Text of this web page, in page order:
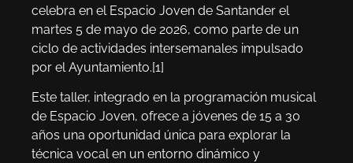
celebra en el Espacio Joven de Santander el
martes 5 de mayo de 2026, como parte de un
ciclo de actividades intersemanales impulsado
por el Ayuntamiento.[1]
Este taller, integrado en la programación musical
de Espacio Joven, ofrece a jóvenes de 15 a 30
años una oportunidad única para explorar la
técnica vocal en un entorno dinámico y